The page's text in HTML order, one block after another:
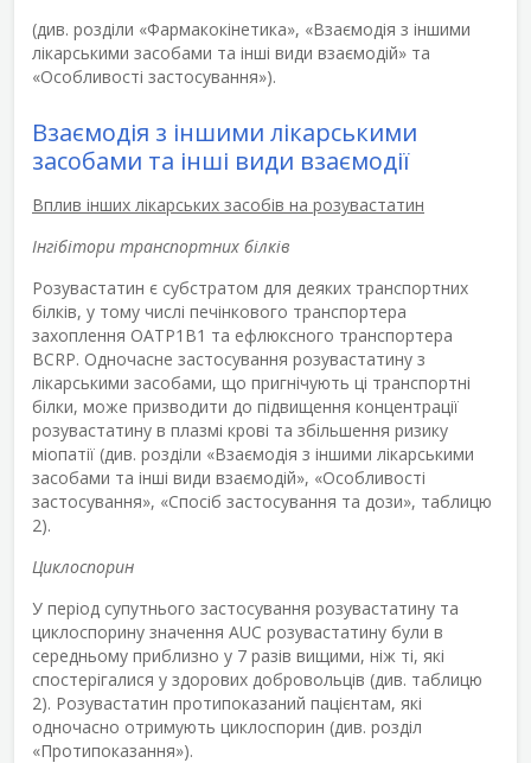
(див. розділи «Фармакокінетика», «Взаємодія з іншими
лікарськими засобами та інші види взаємодій» та
«Особливості застосування»).
Взаємодія з іншими лікарськими
засобами та інші види взаємодії
Вплив інших лікарських засобів на розувастатин
Інгібітори транспортних білків
Розувастатин є субстратом для деяких транспортних
білків, у тому числі печінкового транспортера
захоплення ОАТР1В1 та ефлюксного транспортера
BCRP. Одночасне застосування розувастатину з
лікарськими засобами, що пригнічують ці транспортні
білки, може призводити до підвищення концентрації
розувастатину в плазмі крові та збільшення ризику
міопатії (див. розділи «Взаємодія з іншими лікарськими
засобами та інші види взаємодій», «Особливості
застосування», «Спосіб застосування та дози», таблицю
2).
Циклоспорин
У період супутнього застосування розувастатину та
циклоспорину значення AUC розувастатину були в
середньому приблизно у 7 разів вищими, ніж ті, які
спостерігалися у здорових добровольців (див. таблицю
2). Розувастатин протипоказаний пацієнтам, які
одночасно отримують циклоспорин (див. розділ
«Протипоказання»).